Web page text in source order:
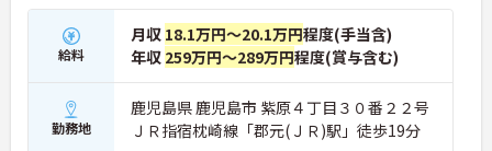
給料
月収 18.1万円～20.1万円程度(手当含)
年収 259万円～289万円程度(賞与含む)
勤務地
鹿児島県 鹿児島市 紫原４丁目３０番２２号
ＪＲ指宿枕崎線「郡元(ＪＲ)駅」徒歩19分